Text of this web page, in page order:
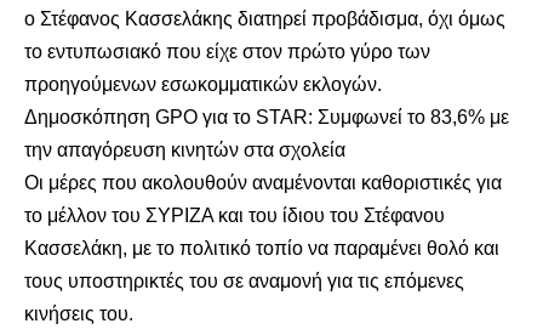
ο Στέφανος Κασσελάκης διατηρεί προβάδισμα, όχι όμως
το εντυπωσιακό που είχε στον πρώτο γύρο των
προηγούμενων εσωκομματικών εκλογών.
Δημοσκόπηση GPO για το STAR: Συμφωνεί το 83,6% με
την απαγόρευση κινητών στα σχολεία
Οι μέρες που ακολουθούν αναμένονται καθοριστικές για
το μέλλον του ΣΥΡΙΖΑ και του ίδιου του Στέφανου
Κασσελάκη, με το πολιτικό τοπίο να παραμένει θολό και
τους υποστηρικτές του σε αναμονή για τις επόμενες
κινήσεις του.